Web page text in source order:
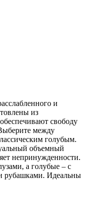
и
из
свободу
между
голубым.
объемный
непринужденности.
а голубые – с
рубашками. Идеальны